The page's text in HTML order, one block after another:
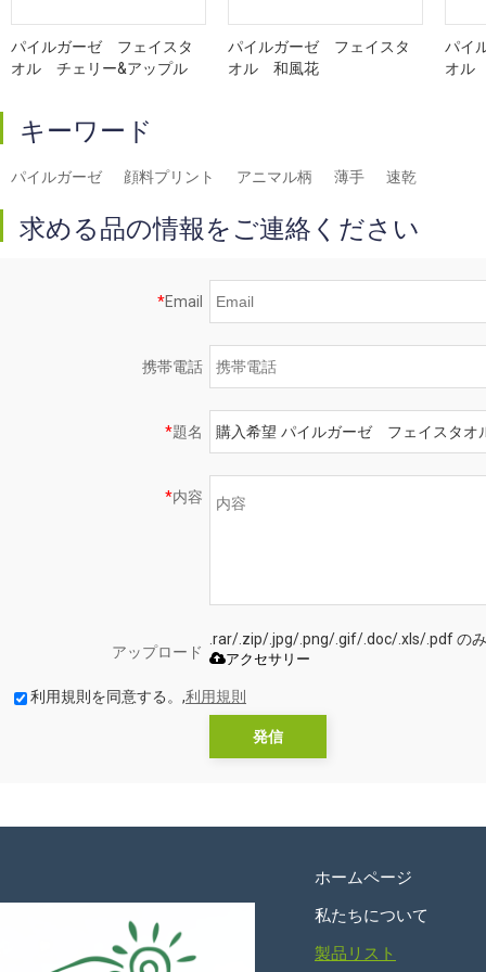
パイルガーゼ フェイスタ
オル チェリー&アップル
パイルガーゼ フェイスタ
オル 和風花
パイ
オル
キーワード
パイルガーゼ 顔料プリント アニマル柄 薄手 速乾
求める品の情報をご連絡ください
*Email
携帯電話
*題名
*内容
アップロード
.rar/.zip/.jpg/.png/.gif/.doc/.xls/.pdf の
アクセサリー
利用規則を同意する。,利用規則
発信
ホームページ
私たちについて
製品リスト